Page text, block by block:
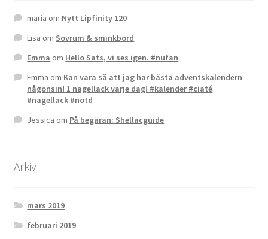
maria om Nytt Lipfinity 120
Lisa om Sovrum & sminkbord
Emma om Hello Sats, vi ses igen. #nufan
Emma om Kan vara så att jag har bästa adventskalendern
någonsin! 1 nagellack varje dag! #kalender #ciaté
#nagellack #notd
Jessica om På begäran: Shellacguide
Arkiv
mars 2019
februari 2019